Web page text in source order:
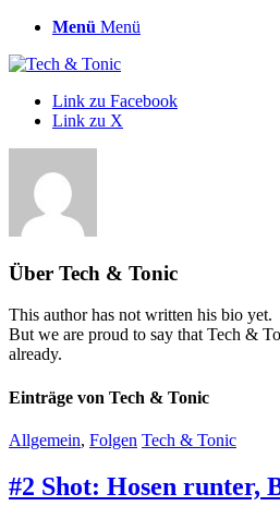
Menü Menü
Link zu Facebook
Link zu X
Über Tech & Tonic
This author has not written his bio yet.
But we are proud to say thatTech &
already.
Einträge von Tech & Tonic
Allgemein, Folgen Tech & Tonic
#2 Shot: Hosen runter,